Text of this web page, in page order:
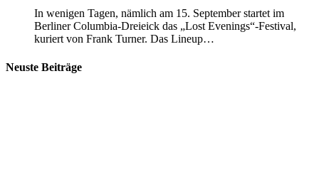
In wenigen Tagen, nämlich am 15. September startet im
Berliner Columbia-Dreieick das „Lost Evenings“-Festival,
kuriert von Frank Turner. Das Lineup…
Neuste Beiträge